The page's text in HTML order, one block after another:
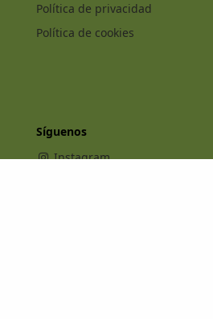
Política de privacidad
Política de cookies
Síguenos
Instagram